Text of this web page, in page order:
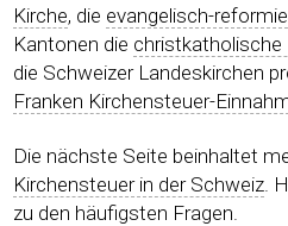
Kirche, die evangelisch-
Kantonen die christkatholische
die Schweizer Landeskirchen
Franken Kirchensteuer-
Die nächste Seite beinhaltet
Kirchensteuer in der Schweiz .
zu den häufigsten Fragen.